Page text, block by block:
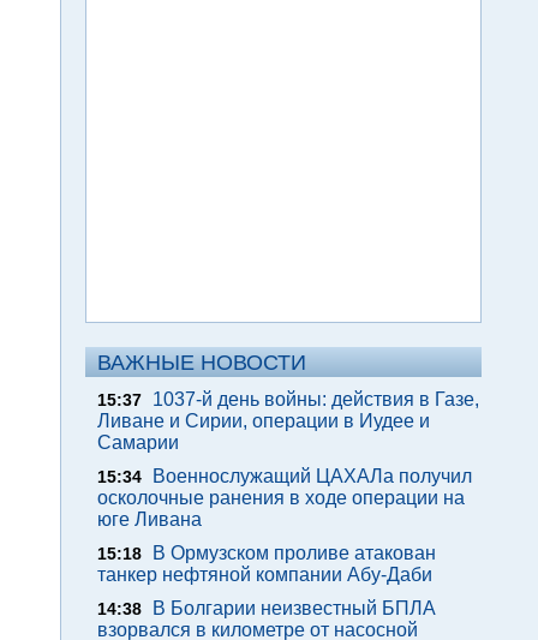
ВАЖНЫЕ НОВОСТИ
15:37
1037-й день войны: действия в Газе,
Ливане и Сирии, операции в Иудее и
Самарии
15:34
Военнослужащий ЦАХАЛа получил
осколочные ранения в ходе операции на
юге Ливана
15:18
В Ормузском проливе атакован
танкер нефтяной компании Абу-Даби
14:38
В Болгарии неизвестный БПЛА
взорвался в километре от насосной